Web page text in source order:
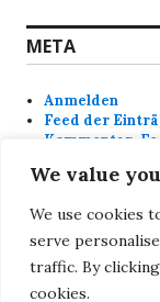
We value
We use cookies
serve
traffic. By
cookies.
META
Anmelden
Feed der
Kommentar-
SEITEN
DSGVO
Impressum